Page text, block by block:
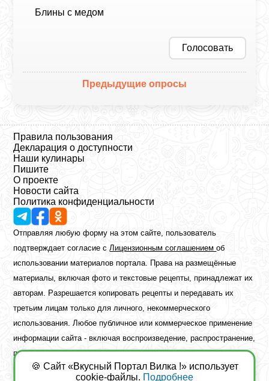
Блины с медом
Голосовать
Предыдущие опросы
Правила пользования
Декларация о доступности
Наши кулинары
Пишите
О проекте
Новости сайта
Политика конфиденциальности
Отправляя любую форму на этом сайте, пользователь
подтверждает согласие сЛицензионным соглашениемоб
использовании материалов портала. Права на размещённые
материалы, включая фото и текстовые рецепты, принадлежат их
авторам. Разрешается копировать рецепты и передавать их
третьим лицам только для личного, некоммерческого
использования. Любое публичное или коммерческое применение
информации сайта - включая воспроизведение, распространение,
публикацию или обработку - возможно лишь при наличии
предварительного письменного разрешения правообладателя.
🍪 Сайт «Вкусный Портал Вилка !» использует
cookie-файлы. Подробнее